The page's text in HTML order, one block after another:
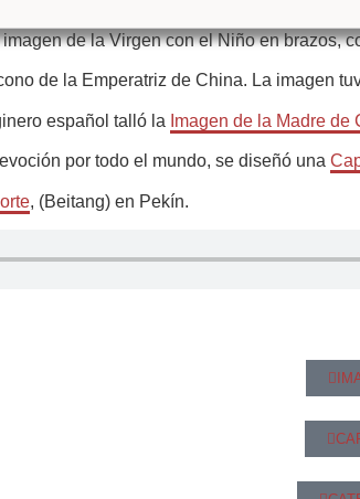
de la Virgen con el Niño en brazos,
de la Emperatriz de China. La imagen
español talló la Imagen de la Madre de
por todo el mundo, se diseñó una
, (Beitang) en Pekín.